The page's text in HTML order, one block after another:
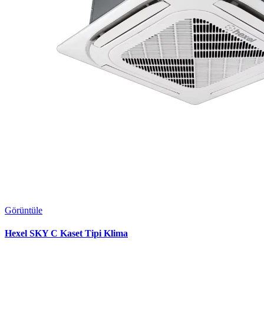
Görüntüle
Hexel SKY C Kaset Tipi Klima